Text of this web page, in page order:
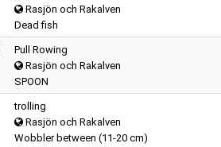
Rasjön och Rakalven
Dead fish
Pull Rowing
Rasjön och Rakalven
SPOON
trolling
Rasjön och Rakalven
Wobbler between (11-20 cm)